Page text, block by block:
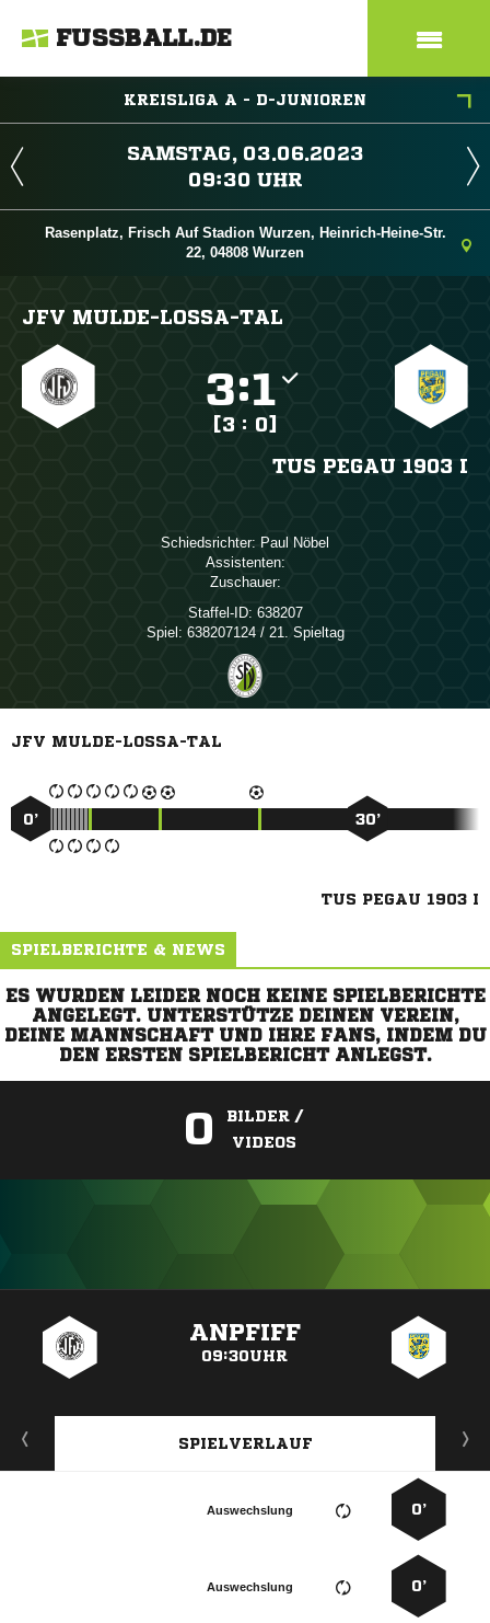
FUSSBALL.DE
KREISLIGA A - D-JUNIOREN
 
 
Rasenplatz, Frisch Auf Stadion Wurzen, Heinrich-Heine-Str.
22, 04808 Wurzen
JFV MULDE-LOSSA-TAL
:
[3 : 0]
TUS PEGAU 1903 I
Schiedsrichter:  
Assistenten:
Zuschauer:
Staffel-ID: 638207
Spiel: 638207124 / 21. Spieltag
JFV MULDE-LOSSA-TAL
0’ 30’
TUS PEGAU 1903 I
SPIELBERICHTE & NEWS
ES WURDEN LEIDER NOCH KEINE SPIELBERICHTE
ANGELEGT. UNTERSTÜTZE DEINEN VEREIN,
DEINE MANNSCHAFT UND IHRE FANS, INDEM DU
DEN ERSTEN SPIELBERICHT ANLEGST.
0
BILDER /
VIDEOS
ANPFIFF
09:30UHR
SPIELVERLAUF
0’
Auswechslung
0’
Auswechslung